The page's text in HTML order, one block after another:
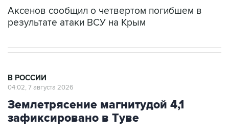
Аксенов сообщил о четвертом погибшем в
результате атаки ВСУ на Крым
В РОССИИ
04:02, 7 августа 2026
Землетрясение магнитудой 4,1
зафиксировано в Туве